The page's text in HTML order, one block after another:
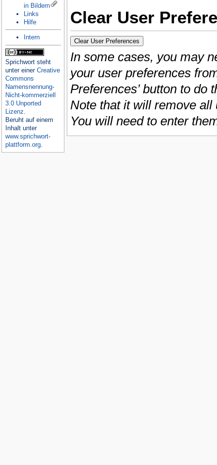
Clear User
In some cases, you may
your user preferences
Preferences’ button to do
Note that it will remove all
You will need to enter
in Bildern
Links
Hilfe
Intern
Sprichwortsteht
unter einer Creative
Commons
Namensnennung-
Nicht-kommerziell
3.0 Unported
Lizenz.
Beruht auf einem
Inhalt unter
www.sprichwort-
plattform.org.